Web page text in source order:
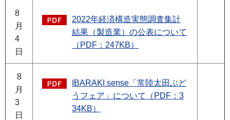
8
月
4
日
2022年経済構造実態調査集計
結果（製造業）の公表について
（PDF：247KB）
8
月
3
日
IBARAKI sense「常陸太田ぶど
うフェア」について（PDF：3
34KB）